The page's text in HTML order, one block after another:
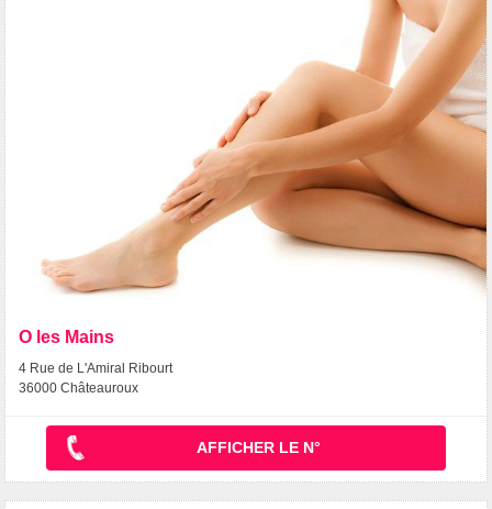
O les Mains
4 Rue de L'Amiral Ribourt
36000 Châteauroux
AFFICHER LE N°